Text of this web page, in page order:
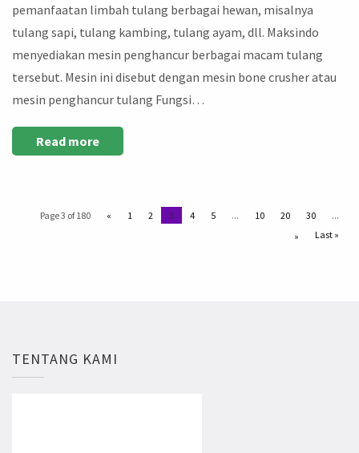
pemanfaatan limbah tulang berbagai hewan, misalnya
tulang sapi, tulang kambing, tulang ayam, dll. Maksindo
menyediakan mesin penghancur berbagai macam tulang
tersebut. Mesin ini disebut dengan mesin bone crusher atau
mesin penghancur tulang Fungsi…
Read more
Page 3 of 180 « 1 2 3 4 5 ... 10 20 30
...
»
Last »
TENTANG KAMI